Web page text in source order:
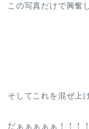
この写真だけで興奮
そしてこれを混ぜ上
だぁぁぁぁぁ！！！